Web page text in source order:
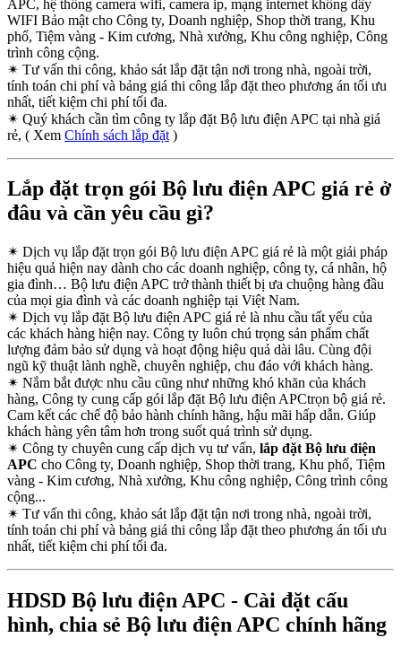
APC, hệ thống camera wifi, camera ip, mạng internet không dây
WIFI Bảo mật cho Công ty, Doanh nghiệp, Shop thời trang, Khu
phố, Tiệm vàng - Kim cương, Nhà xưởng, Khu công nghiệp, Công
trình công cộng.
✴ Tư vấn thi công, khảo sát lắp đặt tận nơi trong nhà, ngoài trời,
tính toán chi phí và bảng giá thi công lắp đặt theo phương án tối ưu
nhất, tiết kiệm chi phí tối đa.
✴ Quý khách cần tìm công ty lắp đặt Bộ lưu điện APC tại nhà giá
rẻ, ( Xem Chính sách lắp đặt )
Lắp đặt trọn gói Bộ lưu điện APC giá rẻ ở
đâu và cần yêu cầu gì?
✴ Dịch vụ lắp đặt trọn gói Bộ lưu điện APC giá rẻ là một giải pháp
hiệu quả hiện nay dành cho các doanh nghiệp, công ty, cá nhân, hộ
gia đình… Bộ lưu điện APC trở thành thiết bị ưa chuộng hàng đầu
của mọi gia đình và các doanh nghiệp tại Việt Nam.
✴ Dịch vụ lắp đặt Bộ lưu điện APC giá rẻ là nhu cầu tất yếu của
các khách hàng hiện nay. Công ty luôn chú trọng sản phẩm chất
lượng đảm bảo sử dụng và hoạt động hiệu quả dài lâu. Cùng đội
ngũ kỹ thuật lành nghề, chuyên nghiệp, chu đáo với khách hàng.
✴ Nắm bắt được nhu cầu cũng như những khó khăn của khách
hàng, Công ty cung cấp gói lắp đặt Bộ lưu điện APCtrọn bộ giá rẻ.
Cam kết các chế độ bảo hành chính hãng, hậu mãi hấp dẫn. Giúp
khách hàng yên tâm hơn trong suốt quá trình sử dụng.
✴ Công ty chuyên cung cấp dịch vụ tư vấn, lắp đặt Bộ lưu điện
APC cho Công ty, Doanh nghiệp, Shop thời trang, Khu phố, Tiệm
vàng - Kim cương, Nhà xưởng, Khu công nghiệp, Công trình công
cộng...
✴ Tư vấn thi công, khảo sát lắp đặt tận nơi trong nhà, ngoài trời,
tính toán chi phí và bảng giá thi công lắp đặt theo phương án tối ưu
nhất, tiết kiệm chi phí tối đa.
HDSD Bộ lưu điện APC - Cài đặt cấu
hình, chia sẻ Bộ lưu điện APC chính hãng